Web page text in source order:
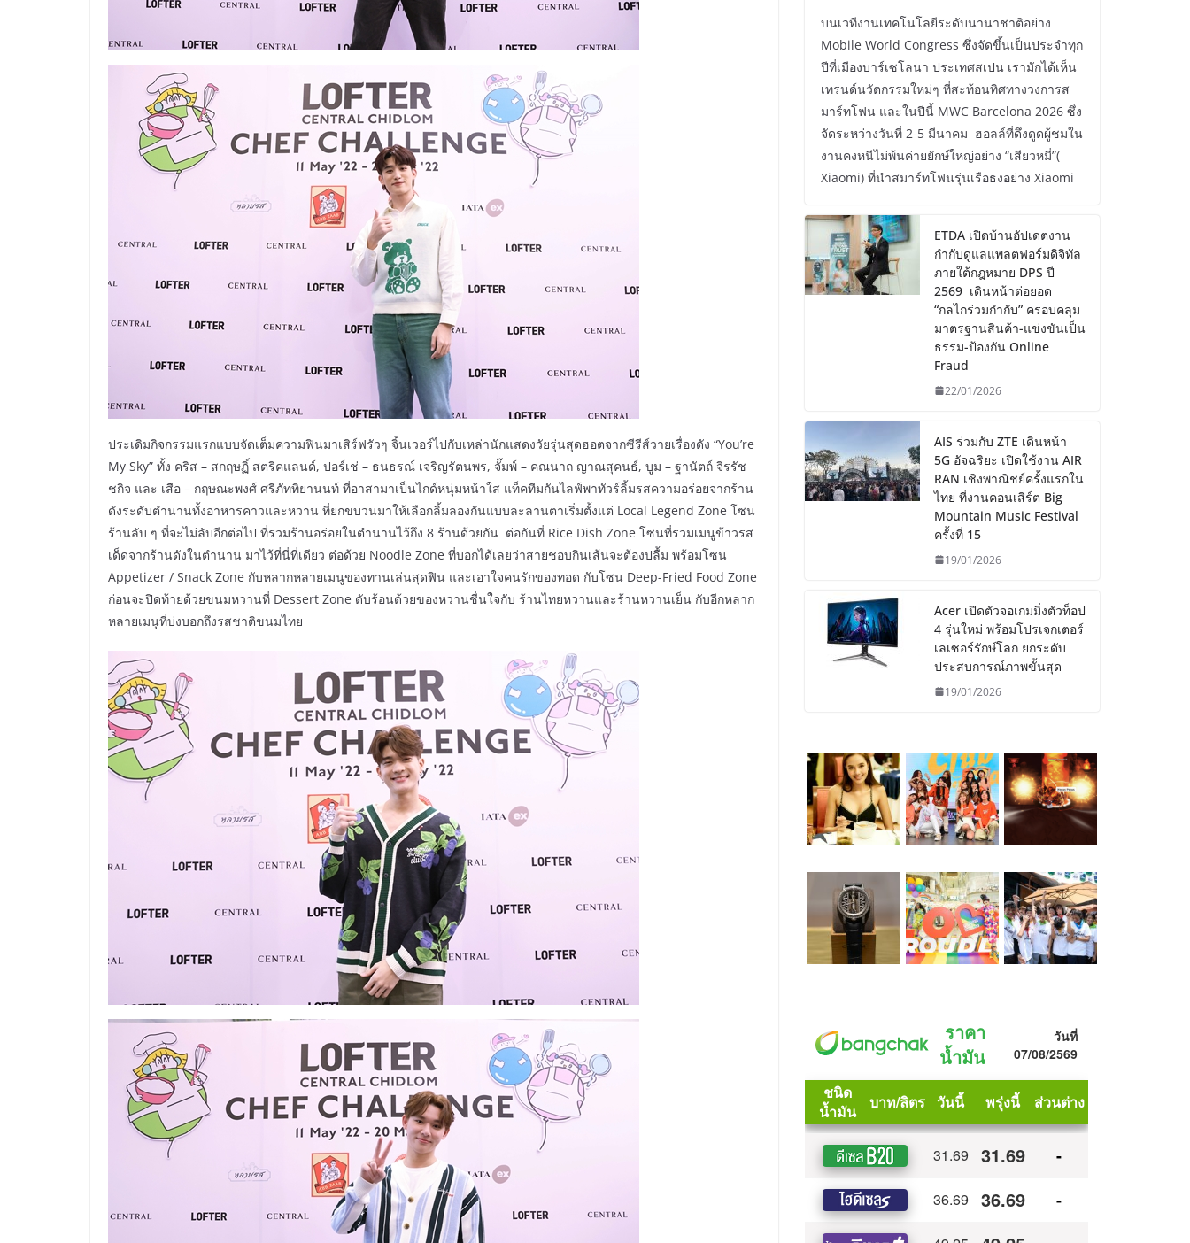
​​ประเดิมกิจกรรมแรกแบบจัดเต็มความฟินมาเสิร์ฟรัวๆ จิ้นเวอร์ไปกับเหล่านักแสดงวัยรุ่นสุดฮอตจากซีรีส์วายเรื่องดัง “You’re
My Sky” ทั้ง คริส – สกฤษฏิ์ สตริคแลนด์, ปอร์เช่ – ธนธรณ์ เจริญรัตนพร, จั๊มพ์ – คณนาถ ญาณสุคนธ์, บูม – ฐานัตถ์ จิรรัช
ชกิจ และ เสือ – กฤษณะพงศ์ ศรีภัททิยานนท์ ที่อาสามาเป็นไกด์หนุ่มหน้าใส แท็คทีมกันไลฟ์พาทัวร์ลิ้มรสความอร่อยจากร้าน
ดังระดับตำนานทั้งอาหารคาวและหวาน ที่ยกขบวนมาให้เลือกลิ้มลองกันแบบละลานตาเริ่มตั้งแต่ Local Legend Zone โซน
ร้านลับ ๆ ที่จะไม่ลับอีกต่อไป ที่รวมร้านอร่อยในตำนานไว้ถึง 8 ร้านด้วยกัน ต่อกันที่ Rice Dish Zone โซนที่รวมเมนูข้าวรส
เด็ดจากร้านดังในตำนาน มาไว้ที่นี่ที่เดียว ต่อด้วย Noodle Zone ที่บอกได้เลยว่าสายชอบกินเส้นจะต้องปลื้ม พร้อมโซน
Appetizer / Snack Zone กับหลากหลายเมนูของทานเล่นสุดฟิน และเอาใจคนรักของทอด กับโซน Deep-Fried Food Zone
ก่อนจะปิดท้ายด้วยขนมหวานที่ Dessert Zone ดับร้อนด้วยของหวานชื่นใจกับ ร้านไทยหวานและร้านหวานเย็น กับอีกหลาก
หลายเมนูที่บ่งบอกถึงรสชาติขนมไทย
บนเวทีงานเทคโนโลยีระดับนานาชาติอย่าง
Mobile World Congress ซึ่งจัดขึ้นเป็นประจำทุก
ปีที่เมืองบาร์เซโลนา ประเทศสเปน เรามักได้เห็น
เทรนด์นวัตกรรมใหม่ๆ ที่สะท้อนทิศทางวงการส
มาร์ทโฟน และในปีนี้ MWC Barcelona 2026 ซึ่ง
จัดระหว่างวันที่ 2-5 มีนาคม ฮอลล์ที่ดึงดูดผู้ชมใน
งานคงหนีไม่พ้นค่ายยักษ์ใหญ่อย่าง “เสียวหมี่”(
Xiaomi) ที่นำสมาร์ทโฟนรุ่นเรือธงอย่าง Xiaomi
ETDA เปิดบ้านอัปเดตงาน
กำกับดูแลแพลตฟอร์มดิจิทัล
ภายใต้กฎหมาย DPS ปี
2569 เดินหน้าต่อยอด
“กลไกร่วมกำกับ” ครอบคลุม
มาตรฐานสินค้า-แข่งขันเป็น
ธรรม-ป้องกัน Online
Fraud
22/01/2026
AIS ร่วมกับ ZTE เดินหน้า
5G อัจฉริยะ เปิดใช้งาน AIR
RAN เชิงพาณิชย์ครั้งแรกใน
ไทย ที่งานคอนเสิร์ต Big
Mountain Music Festival
ครั้งที่ 15
19/01/2026
Acer เปิดตัวจอเกมมิ่งตัวท็อป
4 รุ่นใหม่ พร้อมโปรเจกเตอร์
เลเซอร์รักษ์โลก ยกระดับ
ประสบการณ์ภาพขั้นสุด
19/01/2026